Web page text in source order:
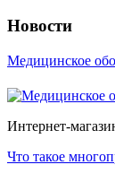
Новости
Медицинское
Интернет-
Что такое